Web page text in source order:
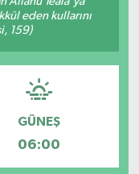
eden kullarını
159)
GÜNEŞ
06:00